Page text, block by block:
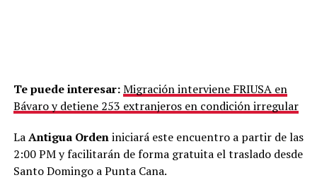
Te puede interesar:Migración interviene FRIUSA en
Bávaro y detiene 253 extranjeros en condición irregular
LaAntigua Ordeniniciará este encuentro a partir de las
2:00 PM y facilitarán de forma gratuita el traslado desde
Santo Domingo a Punta Cana.